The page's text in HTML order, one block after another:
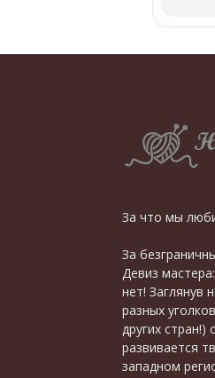
За что мы
За
Девиз
нет! Заглянув
разных
других стран!)
развивается
западном